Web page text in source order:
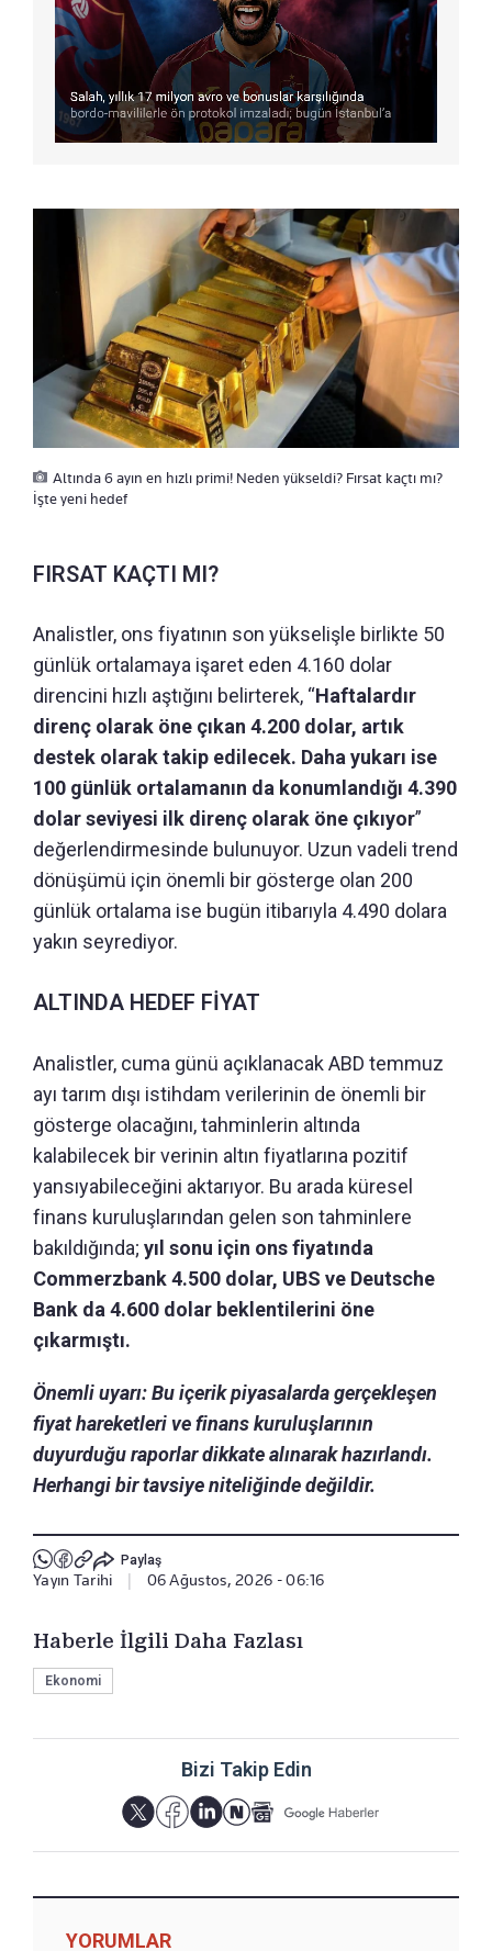
Altında 6 ayın en hızlı primi! Neden yükseldi? Fırsat kaçtı mı?
İşte yeni hedef
FIRSAT KAÇTI MI?
Analistler, ons fiyatının son yükselişle birlikte 50
günlük ortalamaya işaret eden 4.160 dolar
direncini hızlı aştığını belirterek, “Haftalardır
direnç olarak öne çıkan 4.200 dolar, artık
destek olarak takip edilecek. Daha yukarı ise
100 günlük ortalamanın da konumlandığı 4.390
dolar seviyesi ilk direnç olarak öne çıkıyor”
değerlendirmesinde bulunuyor. Uzun vadeli trend
dönüşümü için önemli bir gösterge olan 200
günlük ortalama ise bugün itibarıyla 4.490 dolara
yakın seyrediyor.
ALTINDA HEDEF FİYAT
Analistler, cuma günü açıklanacak ABD temmuz
ayı tarım dışı istihdam verilerinin de önemli bir
gösterge olacağını, tahminlerin altında
kalabilecek bir verinin altın fiyatlarına pozitif
yansıyabileceğini aktarıyor. Bu arada küresel
finans kuruluşlarından gelen son tahminlere
bakıldığında; yıl sonu için ons fiyatında
Commerzbank 4.500 dolar, UBS ve Deutsche
Bank da 4.600 dolar beklentilerini öne
çıkarmıştı.
Önemli uyarı: Bu içerik piyasalarda gerçekleşen
fiyat hareketleri ve finans kuruluşlarının
duyurduğu raporlar dikkate alınarak hazırlandı.
Herhangi bir tavsiye niteliğinde değildir.
Paylaş
Yayın Tarihi 06 Ağustos, 2026 - 06:16
Haberle İlgili Daha Fazlası
Ekonomi
Bizi Takip Edin
YORUMLAR